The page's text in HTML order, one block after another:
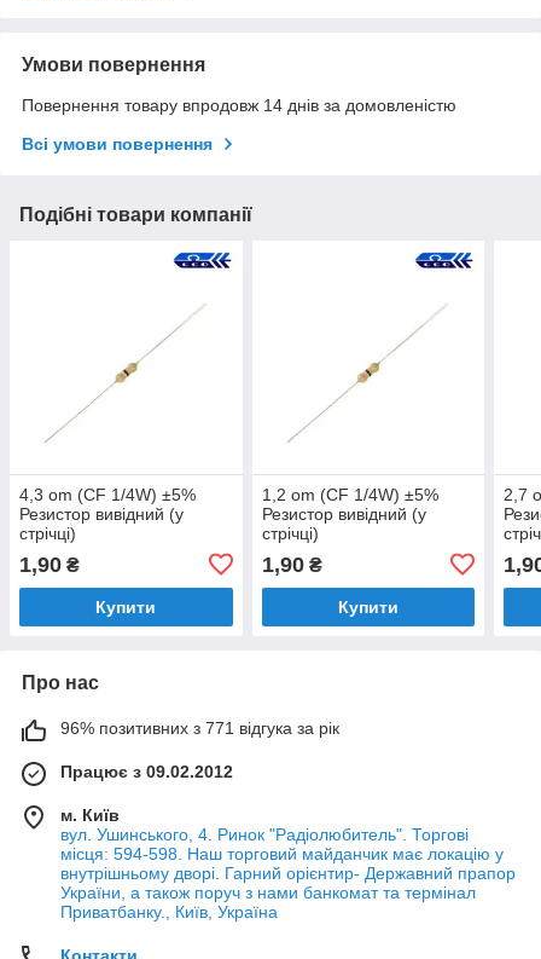
Умови повернення
Повернення товару впродовж 14 днів за домовленістю
Всі умови повернення
Подібні товари компанії
4,3 om (CF 1/4W) ±5%
Резистор вивідний (у
стрічці)
1,90 ₴
Купити
1,2 om (CF 1/4W) ±5%
Резистор вивідний (у
стрічці)
1,90₴
Купити
2,7
Про нас
96% позитивних з 771 відгука за рік
Працює з 09.02.2012
м. Київ
вул. Ушинського, 4. Ринок "Радіолюбитель". Торгові
місця: 594-598. Наш торговий майданчик має локацію у
внутрішньому дворі. Гарний орієнтир- Державний прапор
України, а також поруч з нами банкомат та термінал
Приватбанку., Київ, Україна
Контакти